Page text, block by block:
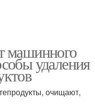
машинного
удаления
очищают,